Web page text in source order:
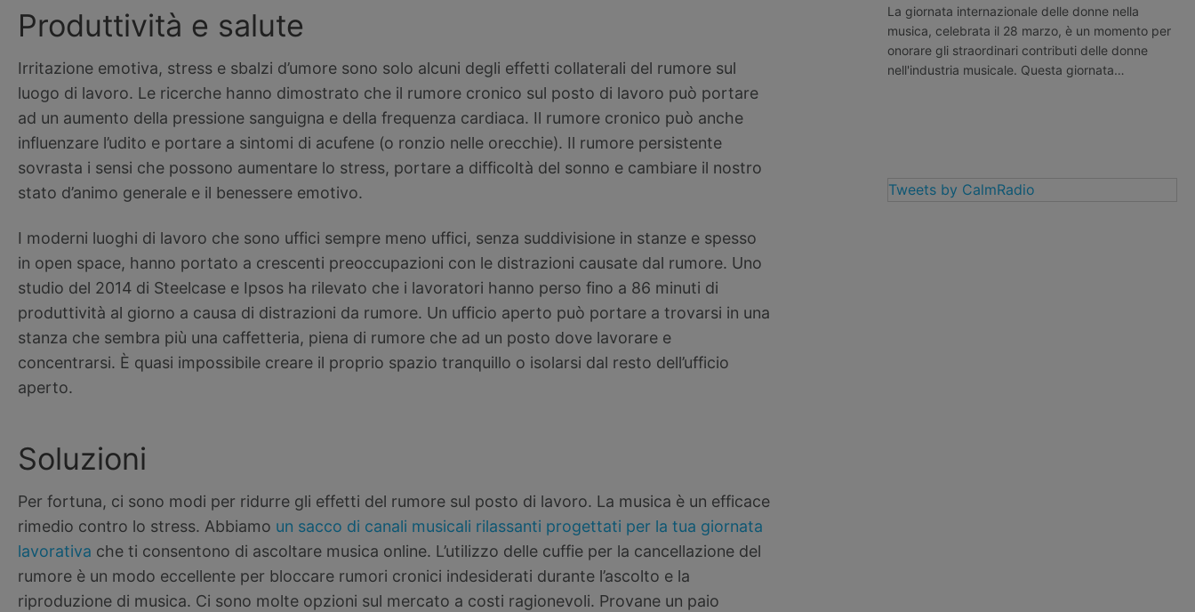
Produttività e salute
Irritazione emotiva, stress e sbalzi d’umore sono solo alcuni degli effetti collaterali del rumore sul
luogo di lavoro. Le ricerche hanno dimostrato che il rumore cronico sul posto di lavoro può portare
ad un aumento della pressione sanguigna e della frequenza cardiaca. Il rumore cronico può anche
influenzare l’udito e portare a sintomi di acufene (o ronzio nelle orecchie). Il rumore persistente
sovrasta i sensi che possono aumentare lo stress, portare a difficoltà del sonno e cambiare il nostro
stato d’animo generale e il benessere emotivo.
I moderni luoghi di lavoro che sono uffici sempre meno uffici, senza suddivisione in stanze e spesso
in open space, hanno portato a crescenti preoccupazioni con le distrazioni causate dal rumore. Uno
studio del 2014 di Steelcase e Ipsos ha rilevato che i lavoratori hanno perso fino a 86 minuti di
produttività al giorno a causa di distrazioni da rumore. Un ufficio aperto può portare a trovarsi in una
stanza che sembra più una caffetteria, piena di rumore che ad un posto dove lavorare e
concentrarsi. È quasi impossibile creare il proprio spazio tranquillo o isolarsi dal resto dell’ufficio
aperto.
Soluzioni
Per fortuna, ci sono modi per ridurre gli effetti del rumore sul posto di lavoro. La musica è un efficace
rimedio contro lo stress. Abbiamo un sacco di canali musicali rilassanti progettati per la tua giornata
lavorativa che ti consentono di ascoltare musica online. L’utilizzo delle cuffie per la cancellazione del
rumore è un modo eccellente per bloccare rumori cronici indesiderati durante l’ascolto e la
riproduzione di musica. Ci sono molte opzioni sul mercato a costi ragionevoli. Provane un paio
La giornata internazionale delle donne nella
musica, celebrata il 28 marzo, è un momento per
onorare gli straordinari contributi delle donne
nell'industria musicale. Questa giornata…
Tweets by CalmRadio